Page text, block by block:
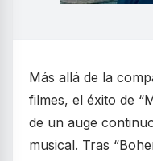
Más allá de la
filmes, el éxito de
de un auge
musical. Tras